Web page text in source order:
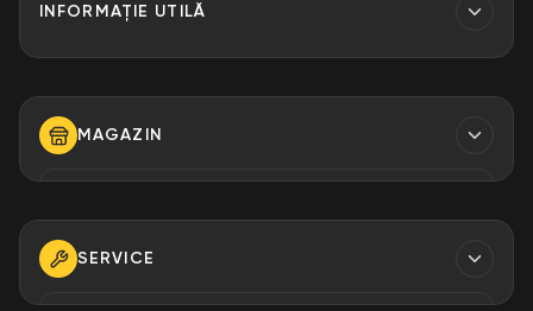
INFORMAȚIE UTILĂ
Despre Noi
MAGAZIN
+373 79 923 304
+373 79 923 306
SERVICE